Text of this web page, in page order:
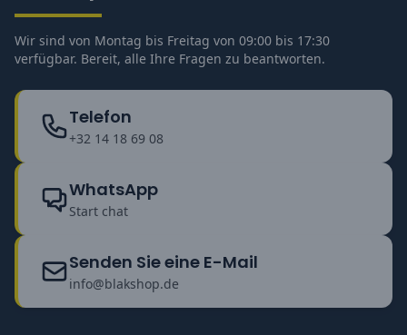
Wir sind von Montag bis Freitag von 09:00 bis 17:30
verfügbar. Bereit, alle Ihre Fragen zu beantworten.
Telefon
+32 14 18 69 08
WhatsApp
Start chat
Senden Sie eine E-Mail
info@blakshop.de